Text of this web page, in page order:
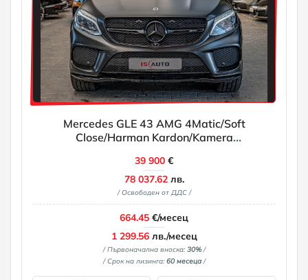
Mercedes GLE 43 AMG 4Matic/Soft
Close/Harman Kardon/Kamera
39 900 €
78 037.62лв.
/ Освободен от ДДС /
664.45 €/месец
1 299.56лв./месец
/ Първоначална вноска: 30%/
/ Срок на лизинга: 60 месеца/